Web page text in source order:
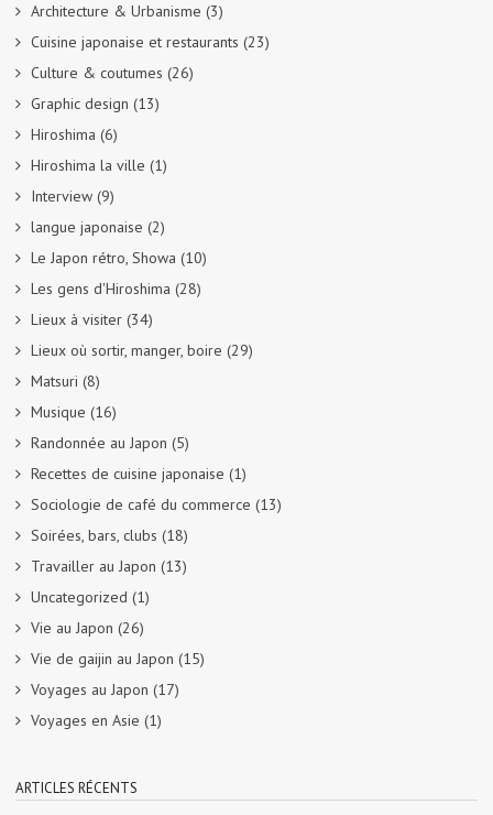
Architecture & Urbanisme (3)
Cuisine japonaise et restaurants (23)
Culture & coutumes (26)
Graphic design (13)
Hiroshima (6)
Hiroshima la ville (1)
Interview (9)
langue japonaise (2)
Le Japon rétro, Showa (10)
Les gens d'Hiroshima (28)
Lieux à visiter (34)
Lieux où sortir, manger, boire (29)
Matsuri (8)
Musique (16)
Randonnée au Japon (5)
Recettes de cuisine japonaise (1)
Sociologie de café du commerce (13)
Soirées, bars, clubs (18)
Travailler au Japon (13)
Uncategorized (1)
Vie au Japon (26)
Vie de gaijin au Japon (15)
Voyages au Japon (17)
Voyages en Asie (1)
ARTICLES RÉCENTS